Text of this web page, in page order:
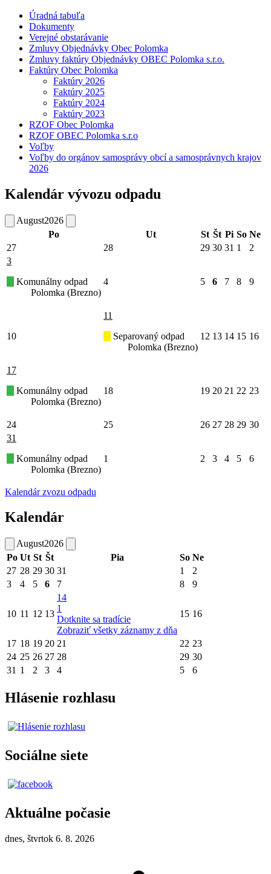
Úradná tabuľa
Dokumenty
Verejné obstarávanie
Zmluvy Objednávky Obec Polomka
Zmluvy faktúry Objednávky OBEC Polomka s.r.o.
Faktúry Obec Polomka
Faktúry 2026
Faktúry 2025
Faktúry 2024
Faktúry 2023
RZOF Obec Polomka
RZOF OBEC Polomka s.r.o
Voľby
Voľby do orgánov samosprávy obcí a samosprávnych krajov
2026
Kalendár vývozu odpadu
August2026
Po
Ut St Št Pi So Ne
27
28 29 30 31 1
2
3
Komunálny odpad
Polomka (Brezno)
4 5 6 7 8 9
10
11
Separovaný odpad
Polomka (Brezno)
12 13 14 15 16
17
Komunálny odpad
Polomka (Brezno)
18 19 20 21 22 23
24 25 26 27 28 29 30
31
Komunálny odpad
Polomka (Brezno)
1 2 3 4 5 6
Kalendár zvozu odpadu
Kalendár
August2026
Po Ut St Št Pia So Ne
27 28 29 30 31 1
2
3
4 5 6 7 8 9
10 11 12 13
14
1
Dotknite sa tradície
Zobraziť všetky záznamy z dňa
15 16
17 18 19 20 21 22 23
24 25 26 27 28 29 30
31 1 2 3 4 5 6
Hlásenie rozhlasu
Sociálne siete
Aktuálne počasie
dnes, štvrtok 6. 8. 2026